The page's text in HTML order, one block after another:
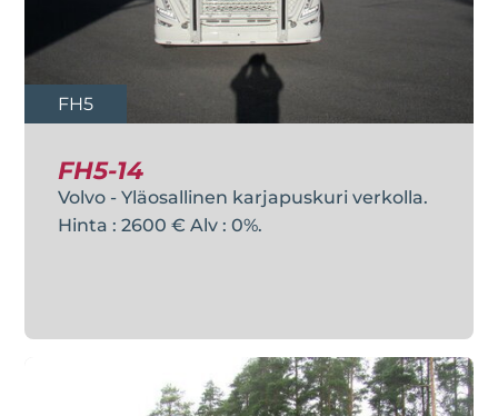
FH5
FH5-14
Volvo - Yläosallinen karjapuskuri verkolla.
Hinta : 2600 € Alv : 0%.